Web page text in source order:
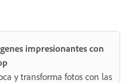
impresionantes con
y transforma fotos con las